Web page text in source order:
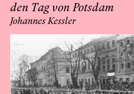
den Tag von Potsdam
Johannes Kessler